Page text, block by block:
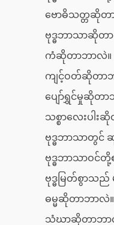
ဗောဓိသတ္တဆိုတ
ဗုဒ္ဓဘာသာဆိုတ
ကံဆိုတာဘာလဲ။
ကျင့်ဝတ်ဆိုတာ
ပျော်ရွှင်မှုဆိုတာ
သစ္စာလေးပါး
ဗုဒ္ဓဘာသာတွင်
ဗုဒ္ဓဘာသာဝင်
ဗုဒ္ဓမြတ်စွာသ
ဓမ္မဆိုတာဘာလဲ။
သံဃာဆိုတာဘာ